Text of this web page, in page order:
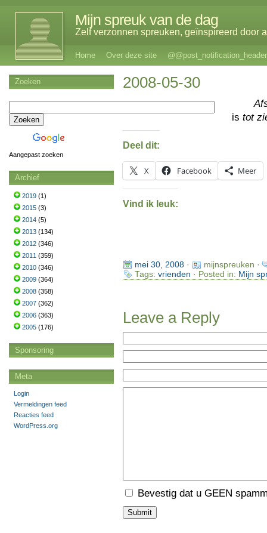
Mijn spreuk van de dag
Zelf verzonnen spreuken, geïnspireerd door
Home Over deze site @@post_notification_header
2008-05-30
is tot
Deel dit:
X Facebook Meer
Vind ik leuk:
mei 30, 2008·
mijnspreuken ·
Tags: vrienden · Posted in: Mijn
Leave a Reply
Bevestig dat u GEEN
Zoeken
Aangepast zoeken
Archief
2019 (1)
2015 (3)
2014 (5)
2013 (134)
2012 (346)
2011 (359)
2010 (346)
2009 (364)
2008 (358)
2007 (362)
2006 (363)
2005 (176)
Sponsoring
Meta
Login
Vermeldingen feed
Reacties feed
WordPress.org